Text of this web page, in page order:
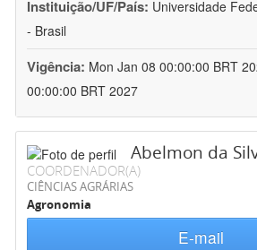
Instituição/UF/País: Universidade
- Brasil
Vigência: Mon Jan 08 00:00:00 BRT
00:00:00 BRT 2027
Abelmon da
COORDENADOR(A)
CIÊNCIAS AGRÁRIAS
Agronomia
E-mail